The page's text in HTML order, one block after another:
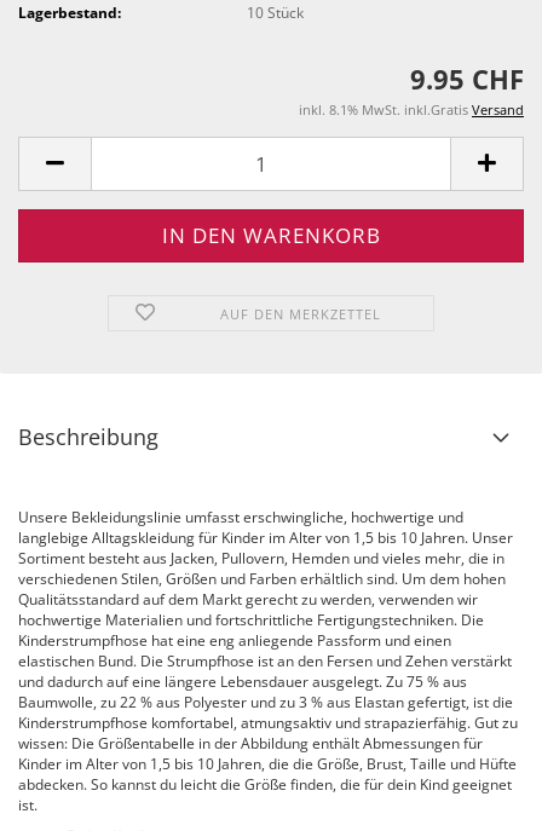
Lagerbestand:
10Stück
9.95 CHF
inkl. 8.1% MwSt. inkl.Gratis Versand
AUF DEN MERKZETTEL
Beschreibung
Unsere Bekleidungslinie umfasst erschwingliche, hochwertige und
langlebige Alltagskleidung für Kinder im Alter von 1,5 bis 10 Jahren. Unser
Sortiment besteht aus Jacken, Pullovern, Hemden und vieles mehr, die in
verschiedenen Stilen, Größen und Farben erhältlich sind. Um dem hohen
Qualitätsstandard auf dem Markt gerecht zu werden, verwenden wir
hochwertige Materialien und fortschrittliche Fertigungstechniken. Die
Kinderstrumpfhose hat eine eng anliegende Passform und einen
elastischen Bund. Die Strumpfhose ist an den Fersen und Zehen verstärkt
und dadurch auf eine längere Lebensdauer ausgelegt. Zu 75 % aus
Baumwolle, zu 22 % aus Polyester und zu 3 % aus Elastan gefertigt, ist die
Kinderstrumpfhose komfortabel, atmungsaktiv und strapazierfähig. Gut zu
wissen: Die Größentabelle in der Abbildung enthält Abmessungen für
Kinder im Alter von 1,5 bis 10 Jahren, die die Größe, Brust, Taille und Hüfte
abdecken. So kannst du leicht die Größe finden, die für dein Kind geeignet
ist.